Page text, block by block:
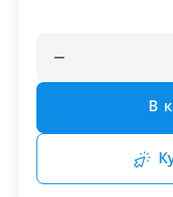
В